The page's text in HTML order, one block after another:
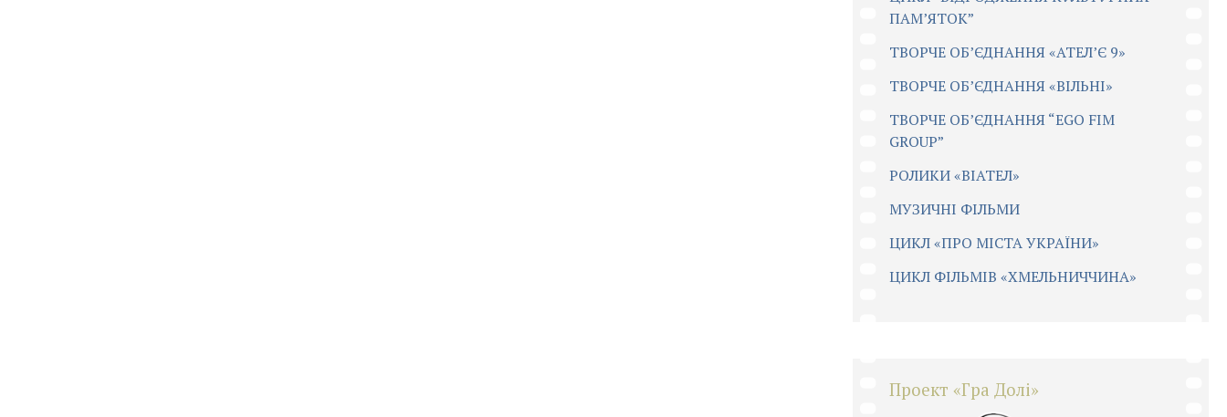
ПАМ’ЯТОК”
ТВОРЧЕ ОБ’ЄДНАННЯ «АТЕЛ’Є 9»
ТВОРЧЕ ОБ’ЄДНАННЯ «ВІЛЬНІ»
ТВОРЧЕ ОБ’ЄДНАННЯ “EGO FIM
GROUP”
РОЛИКИ «ВІАТЕЛ»
МУЗИЧНІ ФІЛЬМИ
ЦИКЛ «ПРО МІСТА УКРАЇНИ»
ЦИКЛ ФІЛЬМІВ «ХМЕЛЬНИЧЧИНА»
Проект «Гра Долі»